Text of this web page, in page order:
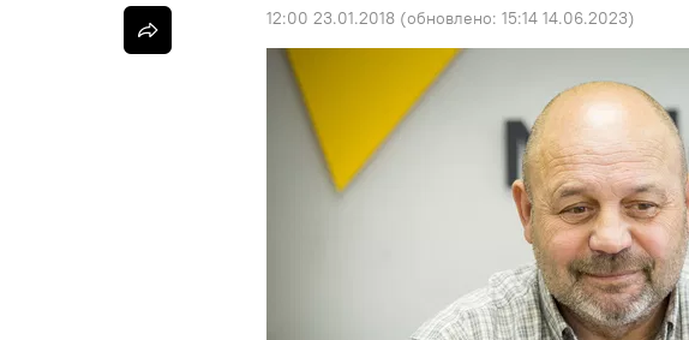
12:00 23.01.2018 (обновлено: 15:14 14.06.2023)